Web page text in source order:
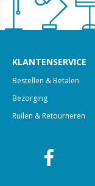
KLANTENSERVICE
Bestellen & Betalen
Bezorging
Ruilen & Retourneren